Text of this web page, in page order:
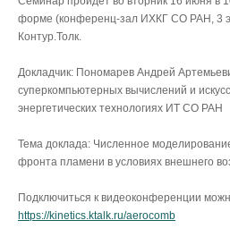
форме (конференц-зал ИХКГ СО РАН, 3
Контур.Толк.
Докладчик: Пономарев Андрей
суперкомпьютерных вычислений и
энергетических технологиях ИТ СО РАН
Тема доклада: Численное
фронта пламени в условиях внешнего
Подключиться к видеоконференции
https://kinetics.ktalk.ru/aerocomb